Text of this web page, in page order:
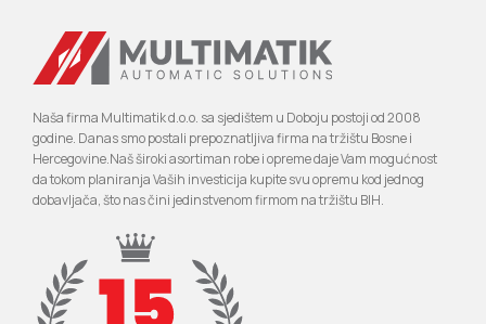
Naša firma Multimatik d.o.o. sa sjedištem u Doboju postoji od 2008
godine. Danas smo postali prepoznatljiva firma na tržištu Bosne i
Hercegovine.Naš široki asortiman robe i opreme daje Vam mogućnost
da tokom planiranja Vaših investicija kupite svu opremu kod jednog
dobavljača, što nas čini jedinstvenom firmom na tržištu BIH.